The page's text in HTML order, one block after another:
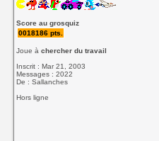
Score au grosquiz
0018186 pts.
Joue àchercher du travail
Inscrit : Mar 21, 2003
Messages : 2022
De : Sallanches
Hors ligne